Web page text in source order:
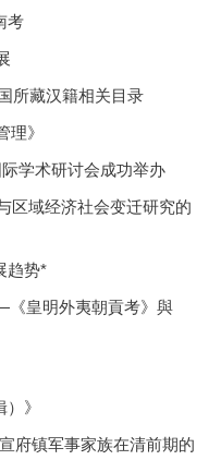
考
所藏汉籍相关目录
》
学术研讨会成功举办
区域经济社会变迁研究的
趋势*
皇明外夷朝貢考》與
》
府镇军事家族在清前期的